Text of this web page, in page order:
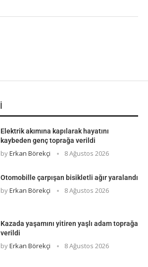
Elektrik akımına kapılarak hayatını
kaybeden genç toprağa verildi
byErkan Börekçi 8 Ağustos 2026
Otomobille çarpışan bisikletli ağır yaralandı
byErkan Börekçi 8 Ağustos 2026
Kazada yaşamını yitiren yaşlı adam toprağa
verildi
byErkan Börekçi 8 Ağustos 2026